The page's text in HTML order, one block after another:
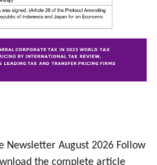
Newsletter August 2026 Follow
the complete article